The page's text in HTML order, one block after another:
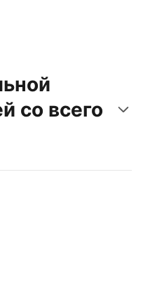
со всего